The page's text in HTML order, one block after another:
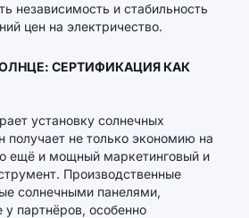
независимость и стабильность
цен на электричество.
СЕРТИФИКАЦИЯ КАК
установку солнечных
получает не только экономию на
ещё и мощный маркетинговый и
Производственные
солнечными панелями,
партнёров, особенно